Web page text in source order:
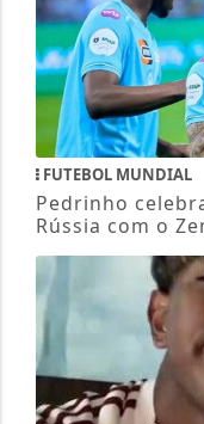
FUTEBOL MUNDIAL
Pedrinho
Rússia com o